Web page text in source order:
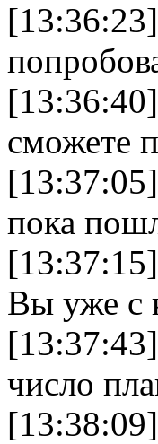
сможете
пока
Вы уже с
число